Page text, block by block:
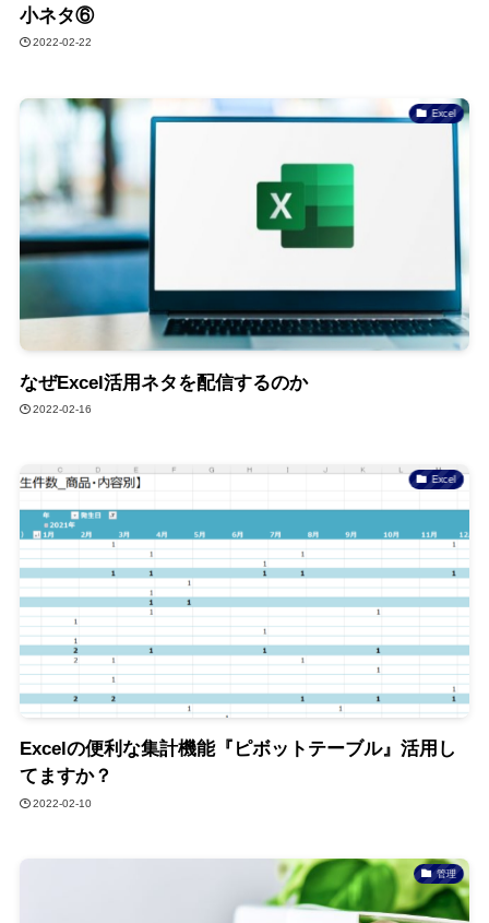
小ネタ⑥
2022-02-22
Excel
なぜExcel活用ネタを配信するのか
2022-02-16
Excel
Excelの便利な集計機能『ピボットテーブル』活用し
てますか？
2022-02-10
管理